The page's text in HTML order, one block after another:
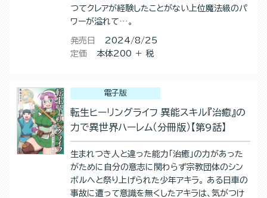
つてクレアが経験したことがない上位魔法級のパ
ワーが溢れて…。
発売日
2024/8/25
定価
本体200 ＋ 税
電子版
転生ヒーリングライフ 異能スキル『治癒』の
力で異世界ハーレム（分冊版）【第9話】
生まれつき人と違った能力「治癒」の力があった
がために自分の意志に関わらず宗教団体のシン
ボルへと祭り上げられた少年アキラ。 ある日車の
事故に遭って意識を無くしたアキラは、気がつけ